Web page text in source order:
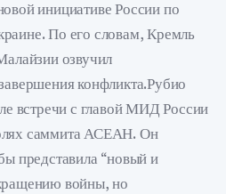
инициативе России по
По его словам, Кремль
озвучил
конфликта.Рубио
встречи с главой МИД России
саммита АСЕАН. Он
представила “новый и
войны, но